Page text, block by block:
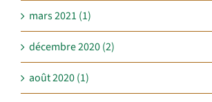
mars 2021 (1)
décembre 2020 (2)
août 2020 (1)